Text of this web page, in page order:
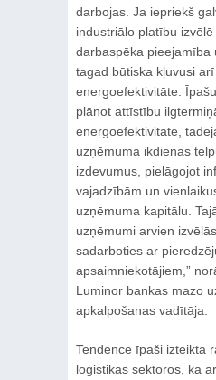
darbojas. Ja iepriekš
industriālo platību izvēlē
darbaspēka pieejamība
tagad būtiska kļuvusi
energoefektivitāte.
plānot attīstību
energoefektivitātē,
uzņēmuma ikdienas
izdevumus, pielāgojot
vajadzībām un
uzņēmuma kapitālu.
uzņēmumi arvien
sadarboties ar
apsaimniekotājiem,”
Luminor bankas mazo
apkalpošanas vadītāja.
Tendence īpaši izteikta
loģistikas sektoros, kā